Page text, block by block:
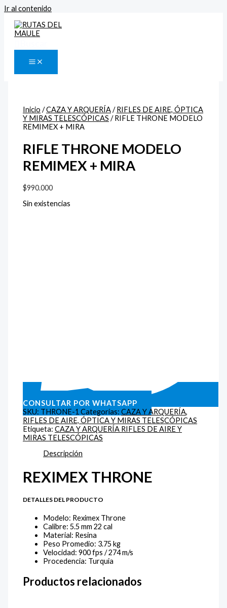
Ir al contenido
Inicio /CAZA Y ARQUERÍA/RIFLES DE AIRE, ÓPTICA
Y MIRAS TELESCÓPICAS / RIFLE THRONE MODELO
REMIMEX + MIRA
RIFLE THRONE MODELO
REMIMEX + MIRA
$990.000
Sin existencias
CONSULTAR POR WHATSAPP
SKU: THRONE-1 Categorías:CAZA Y ARQUERÍA,
RIFLES DE AIRE, ÓPTICA Y MIRAS TELESCÓPICAS
Etiqueta:CAZA Y ARQUERÍA RIFLES DE AIRE Y
MIRAS TELESCÓPICAS
Descripción
REXIMEX THRONE
DETALLES DEL PRODUCTO
Modelo: Reximex Throne
Calibre: 5.5 mm 22 cal
Material: Resina
Peso Promedio: 3.75 kg
Velocidad: 900 fps / 274 m/s
Procedencia: Turquia
Productos relacionados